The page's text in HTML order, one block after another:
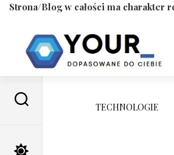
Strona/Blog w całości ma charakter
content
TECHNOLOGIE